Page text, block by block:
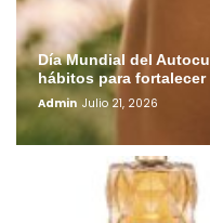
Día Mundial del
hábitos para
Admin Julio 21, 2026